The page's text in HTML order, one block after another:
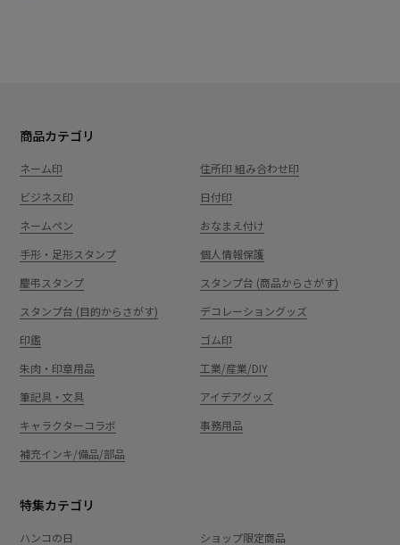
商品カテゴリ
ネーム印
住所印 組み合わせ印
ビジネス印
日付印
ネームペン
おなまえ付け
手形・足形スタンプ
個人情報保護
慶弔スタンプ
スタンプ台 (商品からさがす)
スタンプ台 (目的からさがす)
デコレーショングッズ
印鑑
ゴム印
朱肉・印章用品
工業/産業/DIY
筆記具・文具
アイデアグッズ
キャラクターコラボ
事務用品
補充インキ/備品/部品
特集カテゴリ
ハンコの日 ショップ限定商品